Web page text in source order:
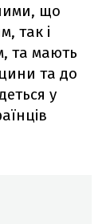
що
так і
та мають
та до
у